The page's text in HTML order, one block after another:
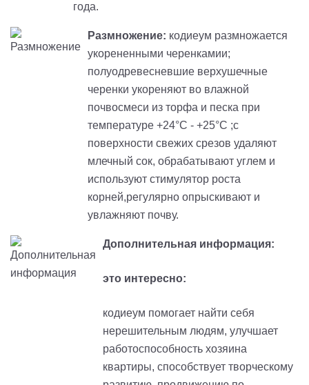
года.
Размножение: кодиеум размножается
укорененными черенкамии;
полуодревесневшие верхушечные
черенки укореняют во влажной
почвосмеси из торфа и песка при
температуре +24°C - +25°C ;с
поверхности свежих срезов удаляют
млечный сок, обрабатывают углем и
используют стимулятор роста
корней,регулярно опрыскивают и
увлажняют почву.
Дополнительная информация:
это интересно:
кодиеум помогает найти себя
нерешительным людям, улучшает
работоспособность хозяина
квартиры, способствует творческому